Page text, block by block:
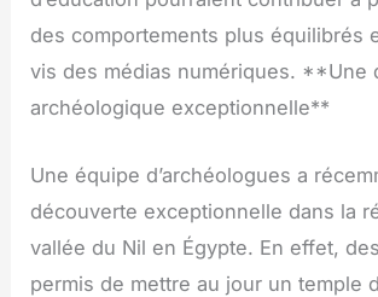
des comportements plus équilibrés
vis des médias numériques. **Une
archéologique exceptionnelle**
Une équipe d’archéologues a
découverte exceptionnelle dans la
vallée du Nil en Égypte. En effet,
permis de mettre au jour un temple